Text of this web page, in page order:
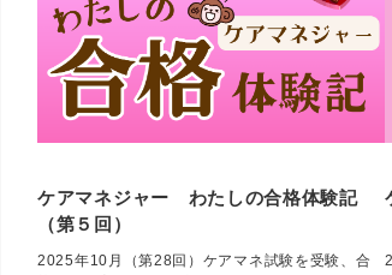
ケアマネジャー わたしの合格体験記
（第５回）
2025年10月（第28回）ケアマネ試験を受験、合